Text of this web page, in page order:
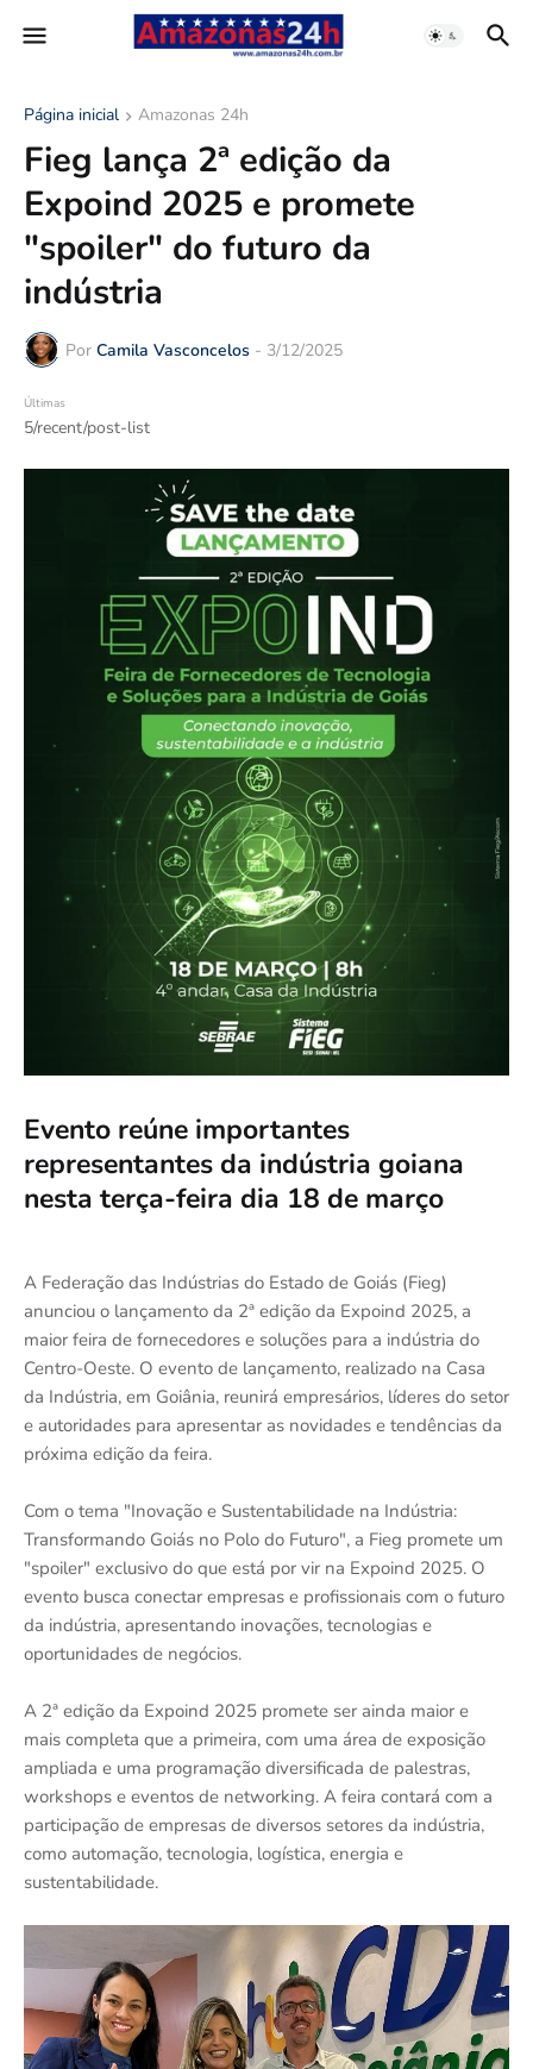
Página inicial Amazonas 24h
Fieg lança 2ª edição da
Expoind 2025 e promete
"spoiler" do futuro da
indústria
Por Camila Vasconcelos - 3/12/2025
Últimas
5/recent/post-list
Evento reúne importantes
representantes da indústria goiana
nesta terça-feira dia 18 de março
A Federação das Indústrias do Estado de Goiás (Fieg)
anunciou o lançamento da 2ª edição da Expoind 2025, a
maior feira de fornecedores e soluções para a indústria do
Centro-Oeste. O evento de lançamento, realizado na Casa
da Indústria, em Goiânia, reunirá empresários, líderes do setor
e autoridades para apresentar as novidades e tendências da
próxima edição da feira.
Com o tema "Inovação e Sustentabilidade na Indústria:
Transformando Goiás no Polo do Futuro", a Fieg promete um
"spoiler" exclusivo do que está por vir na Expoind 2025. O
evento busca conectar empresas e profissionais com o futuro
da indústria, apresentando inovações, tecnologias e
oportunidades de negócios.
A 2ª edição da Expoind 2025 promete ser ainda maior e
mais completa que a primeira, com uma área de exposição
ampliada e uma programação diversificada de palestras,
workshops e eventos de networking. A feira contará com a
participação de empresas de diversos setores da indústria,
como automação, tecnologia, logística, energia e
sustentabilidade.